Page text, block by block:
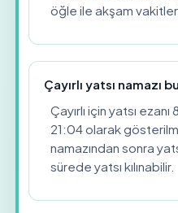
öğle ile akşam vakitleri
Çayırlı yatsı namazı
Çayırlı için yatsı
21:04 olarak
namazından sonra
sürede yatsı kılınabilir.